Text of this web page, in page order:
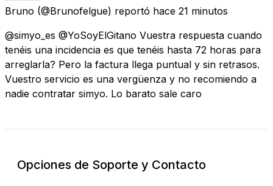
Bruno (@Brunofelgue) reportó hace 21 minutos
@simyo_es @YoSoyElGitano Vuestra respuesta cuando
tenéis una incidencia es que tenéis hasta 72 horas para
arreglarla? Pero la factura llega puntual y sin retrasos.
Vuestro servicio es una vergüenza y no recomiendo a
nadie contratar simyo. Lo barato sale caro
Opciones de Soporte y Contacto